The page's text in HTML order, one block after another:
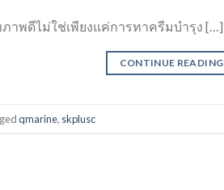
าพดีไม่ใช่เพียงแค่การทาครีมบำรุง […]
CONTINUE READING
qmarine, skplusc